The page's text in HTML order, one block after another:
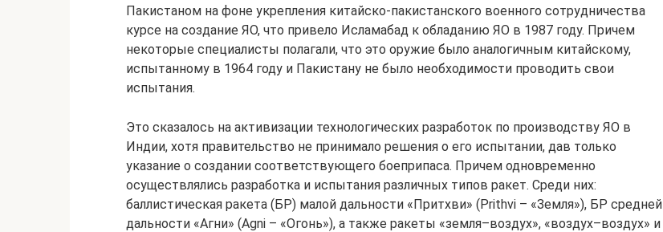
Пакистаном на фоне укрепления китайско-пакистанского военного сотрудничества
курсе на создание ЯО, что привело Исламабад к обладанию ЯО в 1987 году. Причем
некоторые специалисты полагали, что это оружие было аналогичным китайскому,
испытанному в 1964 году и Пакистану не было необходимости проводить свои
испытания.
Это сказалось на активизации технологических разработок по производству ЯО в
Индии, хотя правительство не принимало решения о его испытании, дав только
указание о создании соответствующего боеприпаса. Причем одновременно
осуществлялись разработка и испытания различных типов ракет. Среди них:
баллистическая ракета (БР) малой дальности «Притхви» (Prithvi – «Земля»), БР средней
дальности «Агни» (Agni – «Огонь»), а также ракеты «земля–воздух», «воздух–воздух» и